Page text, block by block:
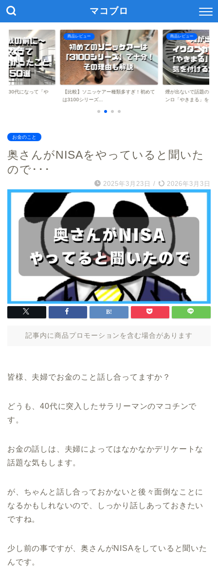
マコブロ
】30代になって「や
商品レビュー
【比較】ソニッケアー種類多すぎ！初めて
は3100シリーズ...
商品レビュー
煙が出ないで話題のイ
ンロ「やきまる」を...
お金のこと
奥さんがNISAをやっていると聞いた
ので･･･
2025年3月23日 / 2026年3月3日
記事内に商品プロモーションを含む場合があります
皆様、夫婦でお金のこと話し合ってますか？
どうも、40代に突入したサラリーマンのマコチンで
す。
お金の話しは、夫婦によってはなかなかデリケートな
話題な気もします。
が、ちゃんと話し合っておかないと後々面倒なことに
なるかもしれないので、しっかり話しあっておきたい
ですね。
少し前の事ですが、奥さんがNISAをしていると聞いた
んです。